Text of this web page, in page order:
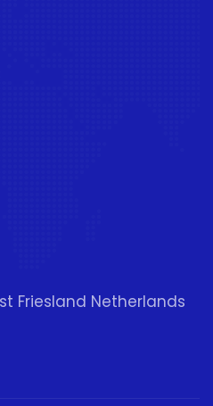
Friesland Netherlands